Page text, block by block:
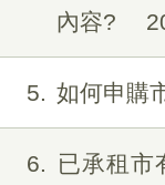
內容?
5 如何申購
6
已承租市